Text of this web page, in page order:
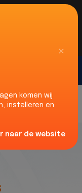
zijn maar
uit NL -
komen wij
installeren en
naar de website